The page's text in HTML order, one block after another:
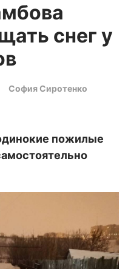
снег у
София Сиротенко
пожилые